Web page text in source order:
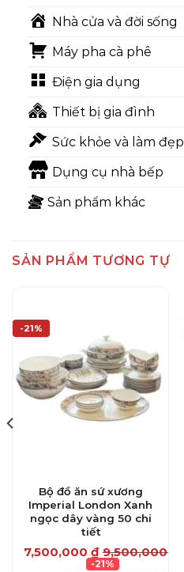
Nhà cửa và đời sống
Máy pha cà phê
Điện gia dụng
Thiết bị gia đình
Sức khỏe và làm đẹp
Dụng cụ nhà bếp
Sản phẩm khác
SẢN PHẨM TƯƠNG TỰ
-21%
Bộ đồ ăn sứ xương
Imperial London Xanh
ngọc dây vàng 50 chi
tiết
7,500,000 ₫ 9,500,000
-21%